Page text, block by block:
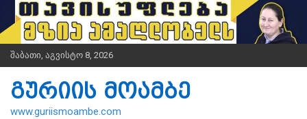
i
t
შაბათი, აგვისტო 8, 2026
გურიის მოამბე
www.guriismoambe.com